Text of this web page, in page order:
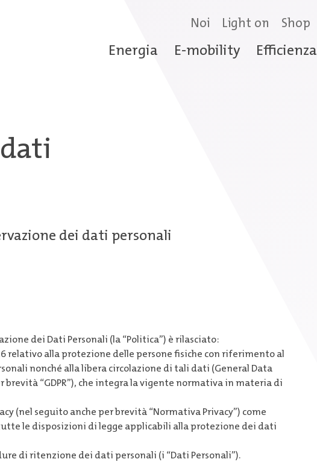
Noi Light on Shop
Energia E-mobility Efficienza
dei dati personali
dei Dati Personali (la “Politica”) è rilasciato:
relativo alla protezione delle persone fisiche con riferimento al
nonché alla libera circolazione di tali dati (General Data
“GDPR”), che integra la vigente normativa in materia di
(nel seguito anche per brevità “Normativa Privacy”) come
le disposizioni di legge applicabili alla protezione dei dati
di ritenzione dei dati personali (i “Dati Personali”).